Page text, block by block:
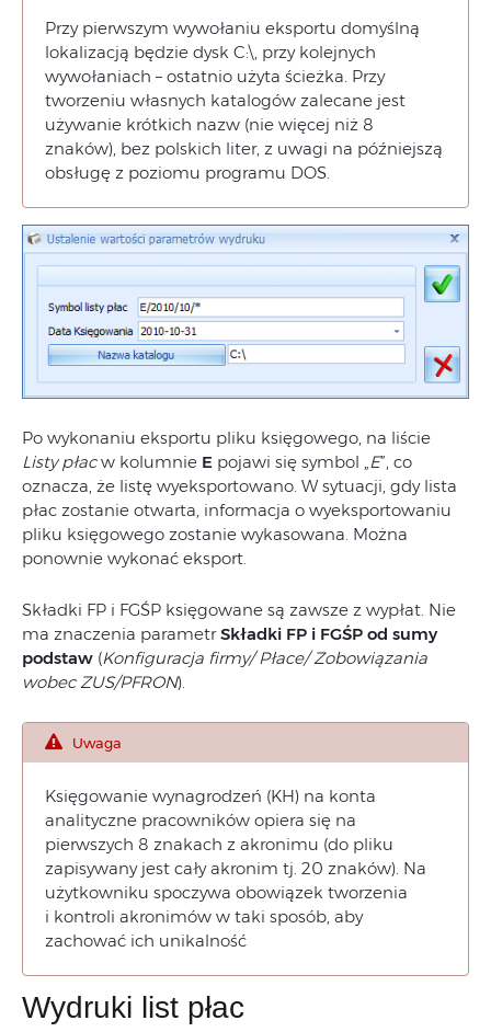
Przy pierwszym wywołaniu eksportu domyślną
lokalizacją będzie dysk C:\, przy kolejnych
wywołaniach – ostatnio użyta ścieżka. Przy
tworzeniu własnych katalogów zalecane jest
używanie krótkich nazw (nie więcej niż 8
znaków), bez polskich liter, z uwagi na późniejszą
obsługę z poziomu programu DOS.
Po wykonaniu eksportu pliku księgowego, na liście
Listy płacw kolumnie E pojawi się symbol „E”, co
oznacza, że listę wyeksportowano. W sytuacji, gdy lista
płac zostanie otwarta, informacja o wyeksportowaniu
pliku księgowego zostanie wykasowana. Można
ponownie wykonać eksport.
Składki FP i FGŚP księgowane są zawsze z wypłat. Nie
ma znaczenia parametrSkładki FP i FGŚP od sumy
podstaw (Konfiguracja firmy/ Płace/ Zobowiązania
wobec ZUS/PFRON).
Uwaga
Księgowanie wynagrodzeń (KH) na konta
analityczne pracowników opiera się na
pierwszych 8 znakach z akronimu (do pliku
zapisywany jest cały akronim tj. 20 znaków). Na
użytkowniku spoczywa obowiązek tworzenia
i kontroli akronimów w taki sposób, aby
zachować ich unikalność
Wydruki list płac